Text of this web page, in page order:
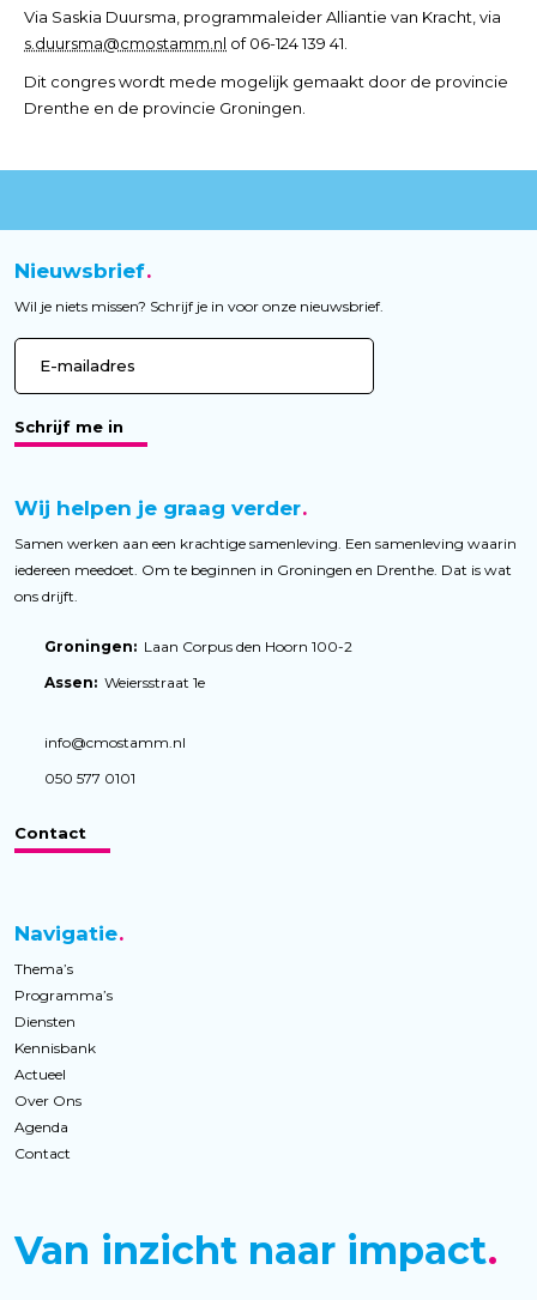
Via Saskia Duursma, programmaleider Alliantie van Kracht, via
s.duursma@cmostamm.nl of 06-124 139 41.
Dit congres wordt mede mogelijk gemaakt door de provincie
Drenthe en de provincie Groningen.
Wij helpen je graag verder
Samen werken aan een krachtige samenleving. Een samenleving waarin
iedereen meedoet. Om te beginnen in Groningen en Drenthe. Dat is wat
ons drijft.
Groningen: Laan Corpus den Hoorn 100-2
Assen: Weiersstraat 1e
info@cmostamm.nl
050 577 0101
Contact
Navigatie
Thema’s
Programma’s
Diensten
Kennisbank
Actueel
Over Ons
Agenda
Contact
Nieuwsbrief
Wil je niets missen? Schrijf je in voor onze nieuwsbrief.
Schrijf me in
Van inzicht naar impact